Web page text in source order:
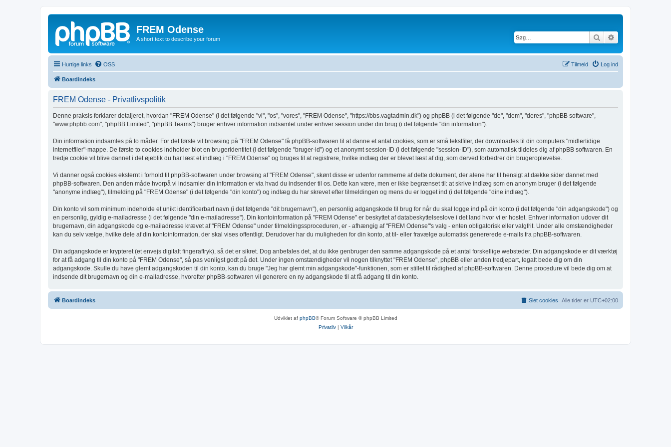
FREM Odense
A short text to describe your forum Søg
Hurtige links OSS Log ind
Tilmeld
Boardindeks
FREM Odense - Privatlivspolitik
Denne praksis forklarer detaljeret, hvordan "FREM Odense" (i det følgende "vi", "os", "vores", "FREM Odense", "https://bbs.vagtadmin.dk") og phpBB (i det følgende "de", "dem", "deres", "phpBB software",
"www.phpbb.com", "phpBB Limited", "phpBB Teams") bruger enhver information indsamlet under enhver session under din brug (i det følgende "din information").
Din information indsamles på to måder. For det første vil browsing på "FREM Odense" få phpBB-softwaren til at danne et antal cookies, som er små tekstfiler, der downloades til din computers "midlertidige
internetfiler"-mappe. De første to cookies indholder blot en brugeridentitet (i det følgende "bruger-id") og et anonymt session-ID (i det følgende "session-ID"), som automatisk tildeles dig af phpBB softwaren. En
tredje cookie vil blive dannet i det øjeblik du har læst et indlæg i "FREM Odense" og bruges til at registrere, hvilke indlæg der er blevet læst af dig, som derved forbedrer din brugeroplevelse.
Vi danner også cookies eksternt i forhold til phpBB-softwaren under browsing af "FREM Odense", skønt disse er udenfor rammerne af dette dokument, der alene har til hensigt at dække sider dannet med
phpBB-softwaren. Den anden måde hvorpå vi indsamler din information er via hvad du indsender til os. Dette kan være, men er ikke begrænset til: at skrive indlæg som en anonym bruger (i det følgende
"anonyme indlæg"), tilmelding på "FREM Odense" (i det følgende "din konto") og indlæg du har skrevet efter tilmeldingen og mens du er logget ind (i det følgende "dine indlæg").
Din konto vil som minimum indeholde et unikt identificerbart navn (i det følgende "dit brugernavn"), en personlig adgangskode til brug for når du skal logge ind på din konto (i det følgende "din adgangskode") og
en personlig, gyldig e-mailadresse (i det følgende "din e-mailadresse"). Din kontoinformation på "FREM Odense" er beskyttet af databeskyttelseslove i det land hvor vi er hostet. Enhver information udover dit
brugernavn, din adgangskode og e-mailadresse krævet af "FREM Odense" under tilmeldingssproceduren, er - afhængig af "FREM Odense"'s valg - enten obligatorisk eller valgfrit. Under alle omstændigheder
kan du selv vælge, hvilke dele af din kontoinformation, der skal vises offentligt. Derudover har du muligheden for din konto, at til- eller fravælge automatisk genererede e-mails fra phpBB-softwaren.
Din adgangskode er krypteret (et envejs digitalt fingeraftryk), så det er sikret. Dog anbefales det, at du ikke genbruger den samme adgangskode på et antal forskellige websteder. Din adgangskode er dit værktøj
for at få adgang til din konto på "FREM Odense", så pas venligst godt på det. Under ingen omstændigheder vil nogen tilknyttet "FREM Odense", phpBB eller anden tredjepart, legalt bede dig om din
adgangskode. Skulle du have glemt adgangskoden til din konto, kan du bruge "Jeg har glemt min adgangskode"-funktionen, som er stillet til rådighed af phpBB-softwaren. Denne procedure vil bede dig om at
indsende dit brugernavn og din e-mailadresse, hvorefter phpBB-softwaren vil generere en ny adgangskode til at få adgang til din konto.
Boardindeks Alle tider er UTC+02:00
Slet cookies
Udviklet af phpBB® Forum Software © phpBB Limited
Privatliv| Vilkår